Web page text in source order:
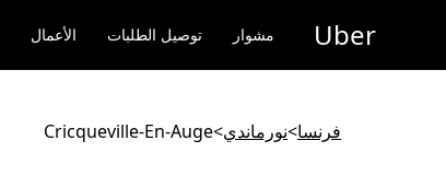
المحتوى
Uber مشوار توصيل الطلبات الأعمال
فرنسا>نورماندي>
Cricqueville-En-Auge